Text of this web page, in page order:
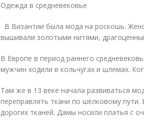
Одежда в средневековье
В Византии была мода на роскошь.
вышивали золотыми нитями,
В Европе в период раннего
мужчин ходили в кольчугах и шлемах.
Там же в 13 веке начала развиваться
переправлять ткани по шёлковому
дорогих тканей. Дамы носили платья с